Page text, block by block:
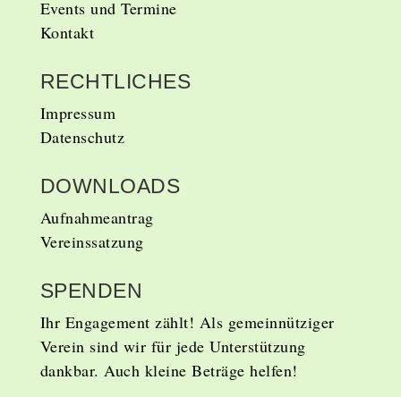
Events und Termine
Kontakt
RECHTLICHES
Impressum
Datenschutz
DOWNLOADS
Aufnahmeantrag
Vereinssatzung
SPENDEN
Ihr Engagement zählt! Als gemeinnütziger
Verein sind wir für jede Unterstützung
dankbar. Auch kleine Beträge helfen!